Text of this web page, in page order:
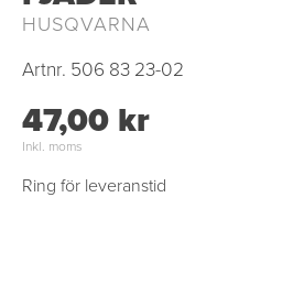
HUSQVARNA
Artnr. 506 83 23-02
47,00 kr
Inkl. moms
Ring för leveranstid